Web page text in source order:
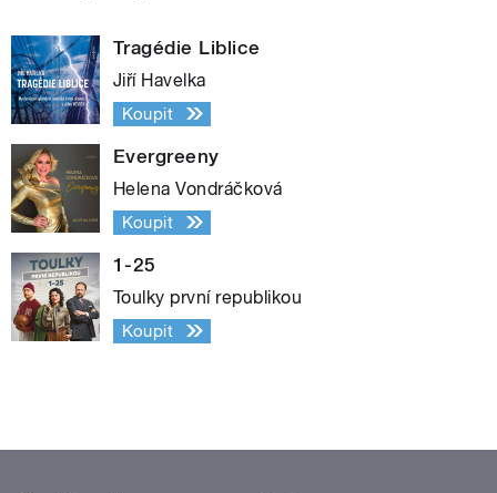
Tragédie Liblice
Jiří Havelka
Koupit
Evergreeny
Helena Vondráčková
Koupit
1-25
Toulky první republikou
Koupit